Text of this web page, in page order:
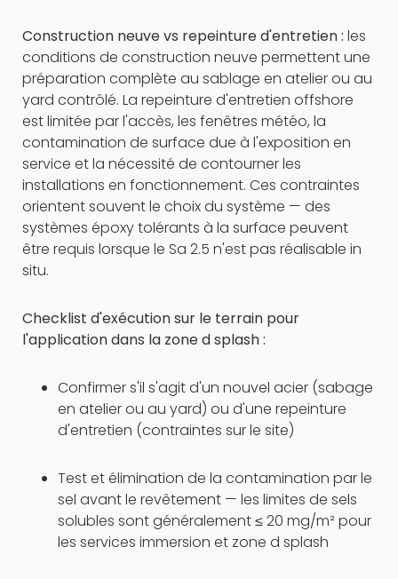
Construction neuve vs repeinture d'entretien : les
conditions de construction neuve permettent une
préparation complète au sablage en atelier ou au
yard contrôlé. La repeinture d'entretien offshore
est limitée par l'accès, les fenêtres météo, la
contamination de surface due à l'exposition en
service et la nécessité de contourner les
installations en fonctionnement. Ces contraintes
orientent souvent le choix du système — des
systèmes époxy tolérants à la surface peuvent
être requis lorsque le Sa 2.5 n'est pas réalisable in
situ.
Checklist d'exécution sur le terrain pour
l'application dans la zone d splash :
Confirmer s'il s'agit d'un nouvel acier (sabage
en atelier ou au yard) ou d'une repeinture
d'entretien (contraintes sur le site)
Test et élimination de la contamination par le
sel avant le revêtement — les limites de sels
solubles sont généralement ≤ 20 mg/m² pour
les services immersion et zone d splash